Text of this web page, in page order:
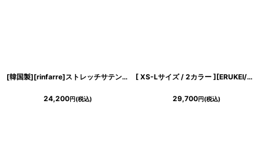
[韓国製][rinfarre]ストレッチサテン・ドレープ・ノースリーブ・Vネック・サイドスリット・マーメイドライン・ロングドレス・ワンピース[山崎みどり着用][送料無料]mybk
24,200円(税込)
[ XS-Lサイズ / 2カラー ][ERUKEI/GINZA COUTURE]シフォン・プリント・キャミソール・Vネック・ラインストーン・ティアード・Aライン・ロングドレス[送料無料]
29,700円(税込)